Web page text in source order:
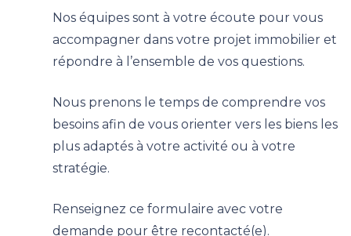
Nos équipes sont à votre écoute pour vous
accompagner dans votre projet immobilier et
répondre à l’ensemble de vos questions.
Nous prenons le temps de comprendre vos
besoins afin de vous orienter vers les biens les
plus adaptés à votre activité ou à votre
stratégie.
Renseignez ce formulaire avec votre
demande pour être recontacté(e).